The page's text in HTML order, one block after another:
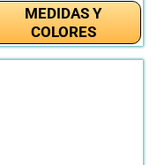
MEDIDAS Y
COLORES